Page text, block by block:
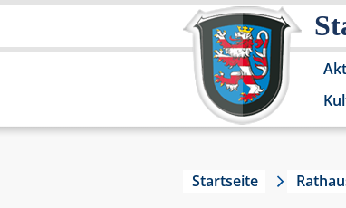
Startseite